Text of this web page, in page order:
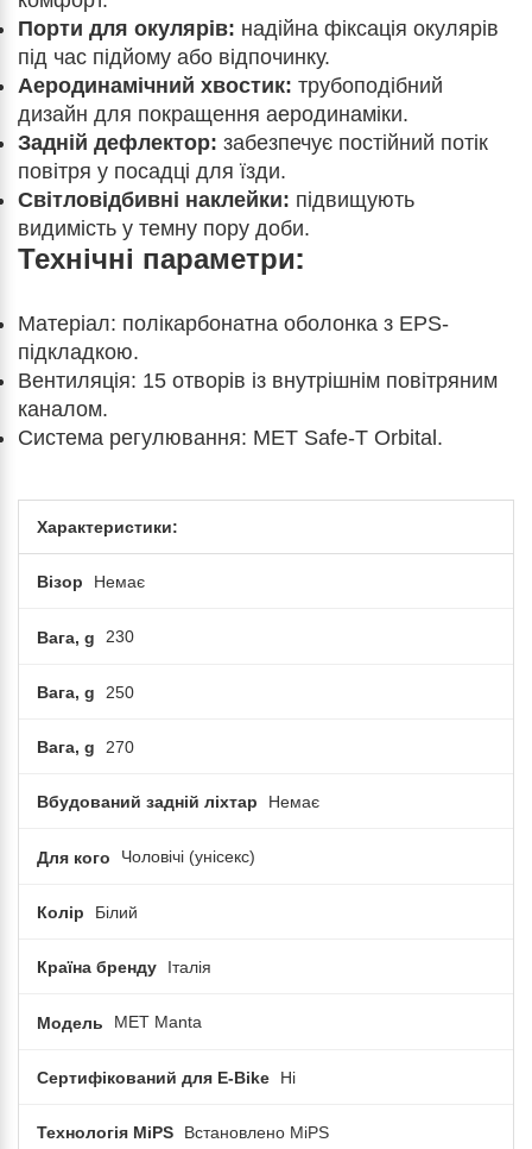
Порти для окулярів: надійна фіксація окулярів
під час підйому або відпочинку.
Аеродинамічний хвостик: трубоподібний
дизайн для покращення аеродинаміки.
Задній дефлектор: забезпечує постійний потік
повітря у посадці для їзди.
Світловідбивні наклейки: підвищують
видимість у темну пору доби.
Технічні параметри:
Матеріал: полікарбонатна оболонка з EPS-
підкладкою.
Вентиляція: 15 отворів із внутрішнім повітряним
каналом.
Система регулювання: MET Safe-T Orbital.
Характеристики:
Візор Немає
Вага, g 230
Вага, g 250
Вага, g 270
Вбудований задній ліхтар Немає
Для кого Чоловічі (унісекс)
Колір Білий
Країна бренду Італія
Модель MET Manta
Сертифікований для E-Bike Ні
Технологія MiPS Встановлено MiPS